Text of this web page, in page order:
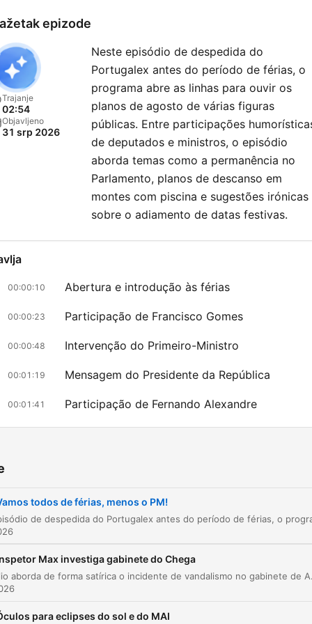
epizode
Trajanje
02:54
Objavljeno
31 srp 2026
Neste episódio de despedida do
Portugalex antes do período de férias, o
programa abre as linhas para ouvir os
planos de agosto de várias figuras
públicas. Entre participações
de deputados e ministros, o episódio
aborda temas como a permanência no
Parlamento, planos de descanso em
montes com piscina e sugestões irónicas
sobre o adiamento de datas festivas.
00:00:10 Abertura e introdução às férias
00:00:23 Participação de Francisco Gomes
00:00:48 Intervenção do Primeiro-Ministro
00:01:19 Mensagem do Presidente da República
00:01:41 Participação de Fernando Alexandre
Eu vou passar o mês de agosto no Parlamento
00:00:30 · O deputado Francisco Gomes explica o seu plano
todos de férias, menos o PM!
Max investiga gabinete do Chega
O episódio aborda de forma satírica o incidente de vandalismo no
para eclipses do sol e do MAI